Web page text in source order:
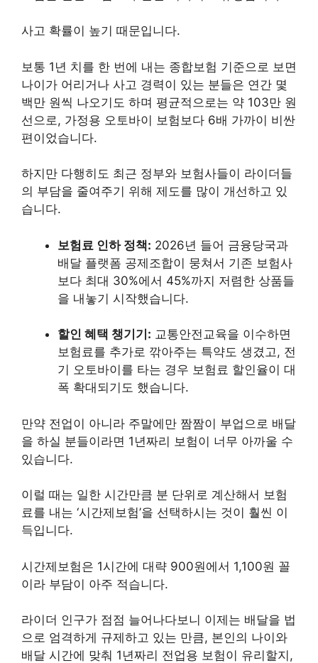
사고 확률이 높기 때문입니다.
보통 1년 치를 한 번에 내는 종합보험 기준으로 보면
나이가 어리거나 사고 경력이 있는 분들은 연간 몇
백만 원씩 나오기도 하며 평균적으로는 약 103만 원
선으로, 가정용 오토바이 보험보다 6배 가까이 비싼
편이었습니다.
하지만 다행히도 최근 정부와 보험사들이 라이더들
의 부담을 줄여주기 위해 제도를 많이 개선하고 있
습니다.
보험료 인하 정책: 2026년 들어 금융당국과
배달 플랫폼 공제조합이 뭉쳐서 기존 보험사
보다 최대 30%에서 45%까지 저렴한 상품들
을 내놓기 시작했습니다.
할인 혜택 챙기기: 교통안전교육을 이수하면
보험료를 추가로 깎아주는 특약도 생겼고, 전
기 오토바이를 타는 경우 보험료 할인율이 대
폭 확대되기도 했습니다.
만약 전업이 아니라 주말에만 짬짬이 부업으로 배달
을 하실 분들이라면 1년짜리 보험이 너무 아까울 수
있습니다.
이럴 때는 일한 시간만큼 분 단위로 계산해서 보험
료를 내는 ‘시간제보험’을 선택하시는 것이 훨씬 이
득입니다.
시간제보험은 1시간에 대략 900원에서 1,100원 꼴
이라 부담이 아주 적습니다.
라이더 인구가 점점 늘어나다보니 이제는 배달을 법
으로 엄격하게 규제하고 있는 만큼, 본인의 나이와
배달 시간에 맞춰 1년짜리 전업용 보험이 유리할지,